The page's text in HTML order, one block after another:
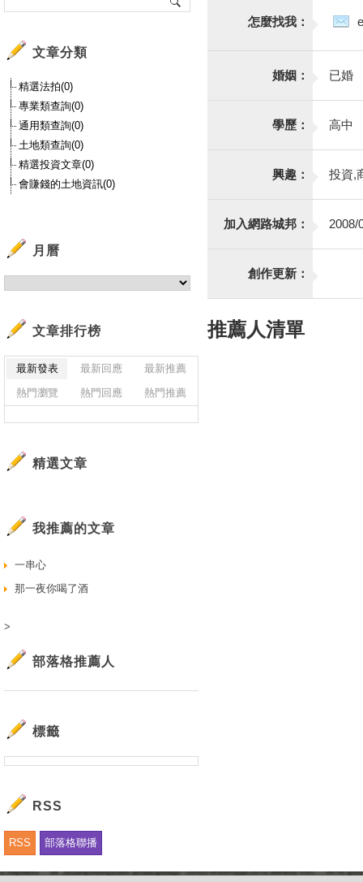
怎麼找我：
婚姻： 已婚
學歷： 高中
興趣： 投資,
加入網路城邦： 2008/
創作更新：
推薦人清單
文章分類
精選法拍(0)
專業類查詢(0)
通用類查詢(0)
土地類查詢(0)
精選投資文章(0)
會賺錢的土地資訊(0)
月曆
文章排行榜
最新發表 最新回應
最新推薦
熱門瀏覽
熱門回應 熱門推薦
精選文章
我推薦的文章
一串心
那一夜你喝了酒
>
部落格推薦人
標籤
RSS
RSS 部落格聯播